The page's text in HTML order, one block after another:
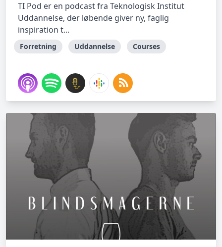
TI Pod er en podcast fra Teknologisk Institut
Uddannelse, der løbende giver ny, faglig
inspiration t...
Forretning Uddannelse Courses